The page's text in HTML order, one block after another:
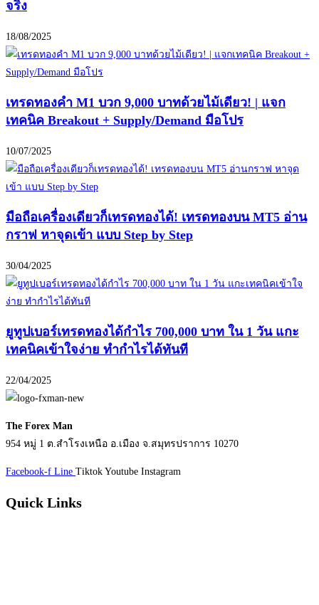
จริง
18/08/2025
เทรดทองคำ M1 บวก 9,000 บาทด้วยไม้เดียว! | แจก
เทคนิค Breakout + Supply/Demand มือโปร
10/07/2025
มือถือเครื่องเดียวก็เทรดทองได้! เทรดทองบน MT5 อ่าน
กราฟ หาจุดเข้า แบบ Step by Step
30/04/2025
ยูทูปเบอร์เทรดทองได้กำไร 700,000 บาท ใน 1 วัน แกะ
เทคนิคเข้าใจง่าย ทำกำไรได้ทันที
22/04/2025
The Forex Man
954 หมู่ 1 ต.สำโรงเหนือ อ.เมือง จ.สมุทรปราการ 10270
Facebook-f Line Tiktok Youtube Instagram
Quick Links